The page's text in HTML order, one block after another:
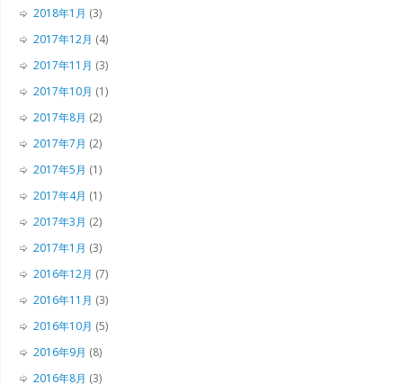
2018年1月 (3)
2017年12月 (4)
2017年11月 (3)
2017年10月 (1)
2017年8月 (2)
2017年7月 (2)
2017年5月 (1)
2017年4月 (1)
2017年3月 (2)
2017年1月 (3)
2016年12月 (7)
2016年11月 (3)
2016年10月 (5)
2016年9月 (8)
2016年8月 (3)